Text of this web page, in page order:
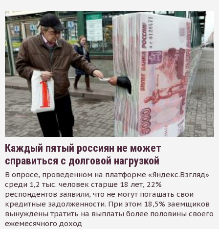
Каждый пятый россиян не может
справиться с долговой нагрузкой
В опросе, проведенном на платформе «Яндекс.Взгляд»
среди 1,2 тыс. человек старше 18 лет, 22%
респондентов заявили, что не могут погашать свои
кредитные задолженности. При этом 18,5% заемщиков
вынуждены тратить на выплаты более половины своего
ежемесячного доход